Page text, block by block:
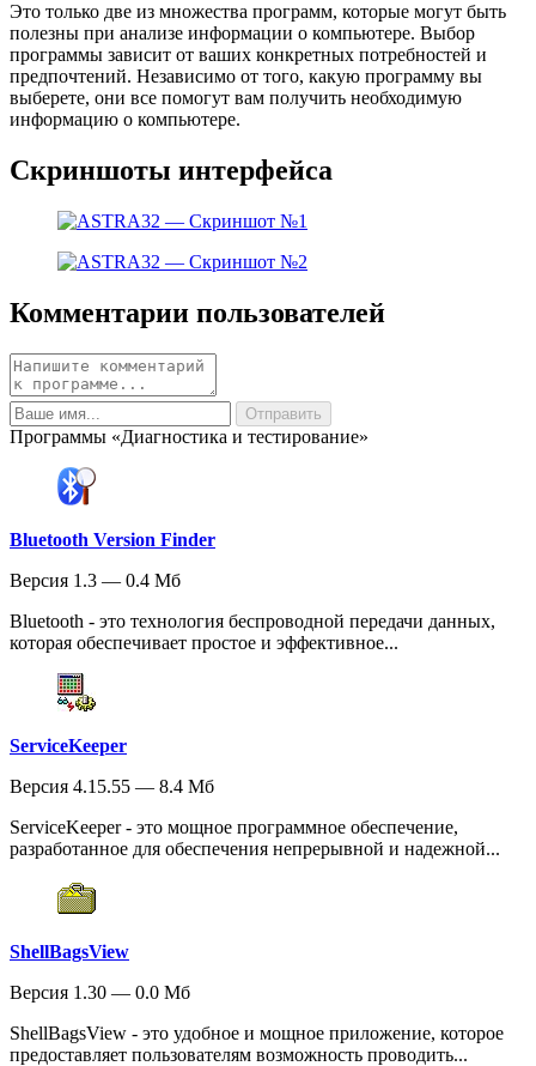
Это только две из множества программ, которые могут быть
полезны при анализе информации о компьютере. Выбор
программы зависит от ваших конкретных потребностей и
предпочтений. Независимо от того, какую программу вы
выберете, они все помогут вам получить необходимую
информацию о компьютере.
Скриншоты интерфейса
Комментарии пользователей
Программы «Диагностика и тестирование»
Bluetooth Version Finder
Версия 1.3 — 0.4 Мб
Bluetooth - это технология беспроводной передачи данных,
которая обеспечивает простое и эффективное...
ServiceKeeper
Версия 4.15.55 — 8.4 Мб
ServiceKeeper - это мощное программное обеспечение,
разработанное для обеспечения непрерывной и надежной...
ShellBagsView
Версия 1.30 — 0.0 Мб
ShellBagsView - это удобное и мощное приложение, которое
предоставляет пользователям возможность проводить...